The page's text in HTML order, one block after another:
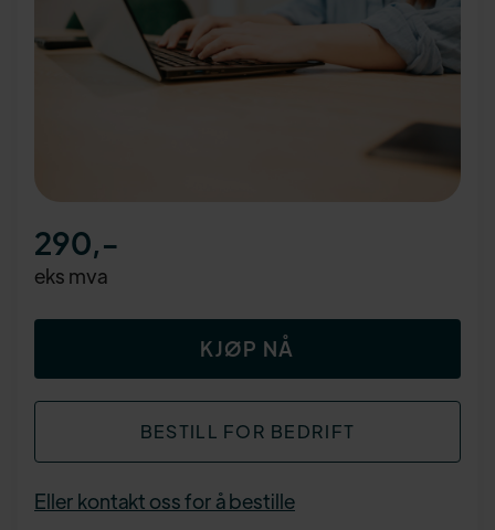
290,-
eks mva
KJØP NÅ
BESTILL FOR BEDRIFT
Eller kontakt oss for å bestille